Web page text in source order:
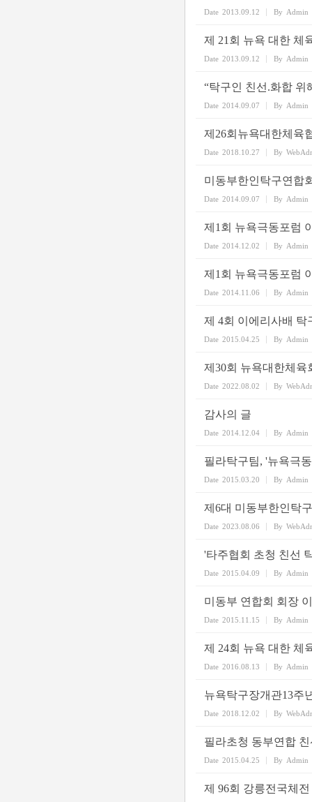
Date 2013.09.12 By Admin
제 21회 뉴욕 대한 체
Date 2013.09.12 By Admin
“탁구인 친선.화합 위
Date 2014.09.07 By Admin
제26회뉴욕대한체육
Date 2018.10.27 By
미동부한인탁구연합
Date 2014.09.07 By Admin
제1회 뉴욕극동포럼
Date 2014.12.02 By Admin
제1회 뉴욕극동포럼
Date 2014.11.06 By Admin
제 4회 이에리사배 탁
Date 2015.04.25 By Admin
제30회 뉴욕대한체육
Date 2022.08.02 By
감사의 글
Date 2014.12.04 By Admin
필라탁구팀, '뉴욕극
Date 2015.03.20 By Admin
제6대 미동부한인탁
Date 2023.08.06 By
'타주협회 초청 친선
Date 2015.04.09 By Admin
미동부 연합회 회장
Date 2015.11.15 By Admin
제 24회 뉴욕 대한 체
Date 2016.08.13 By Admin
뉴욕탁구장개관13주
Date 2018.12.02 By
필라초청 동부연합
Date 2015.04.25 By Admin
제 96회 강릉전국체